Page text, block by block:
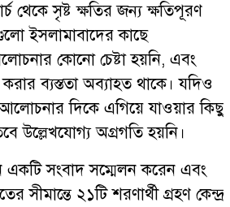
থেকে সৃষ্ট ক্ষতির জন্য ক্ষতিপূরণ
ইসলামাবাদের কাছে
কোনো চেষ্টা হয়নি, এবং
করার ব্যস্ততা অব্যাহত থাকে। যদিও
দিকে এগিয়ে যাওয়ার কিছু
উল্লেখযোগ্য অগ্রগতি হয়নি।
একটি সংবাদ সম্মেলন করেন এবং
সীমান্তে ২১টি শরণার্থী গ্রহণ কেন্দ্র